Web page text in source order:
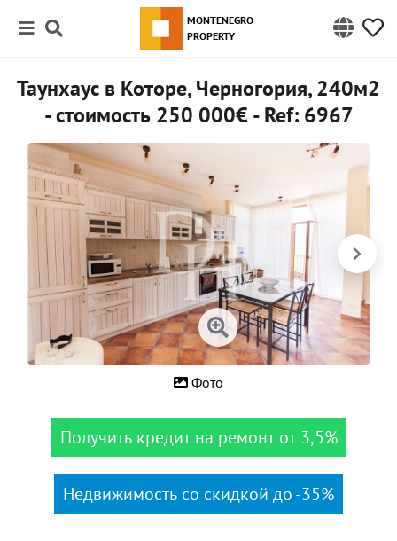
MONTENEGRO
PROPERTY
Таунхаус в Которе, Черногория, 240м2
- стоимость 250 000€ - Ref: 6967
Фото
Получить кредит на ремонт от 3,5%
Недвижимость со скидкой до -35%